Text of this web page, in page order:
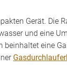
Gerät. Die
und eine
beinhaltet eine